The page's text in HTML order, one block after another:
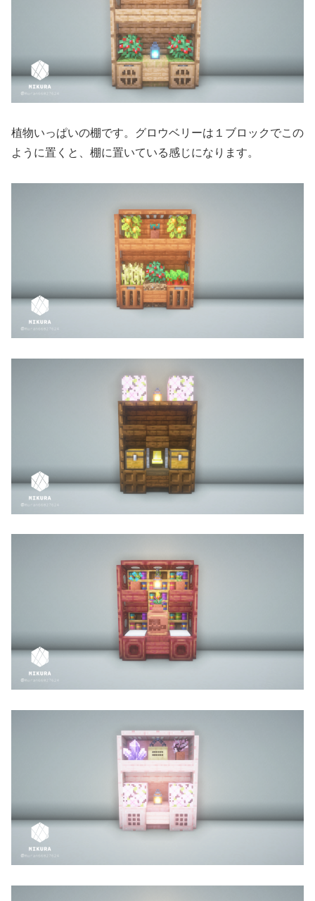
植物いっぱいの棚です。グロウベリーは１ブロックでこの
ように置くと、棚に置いている感じになります。